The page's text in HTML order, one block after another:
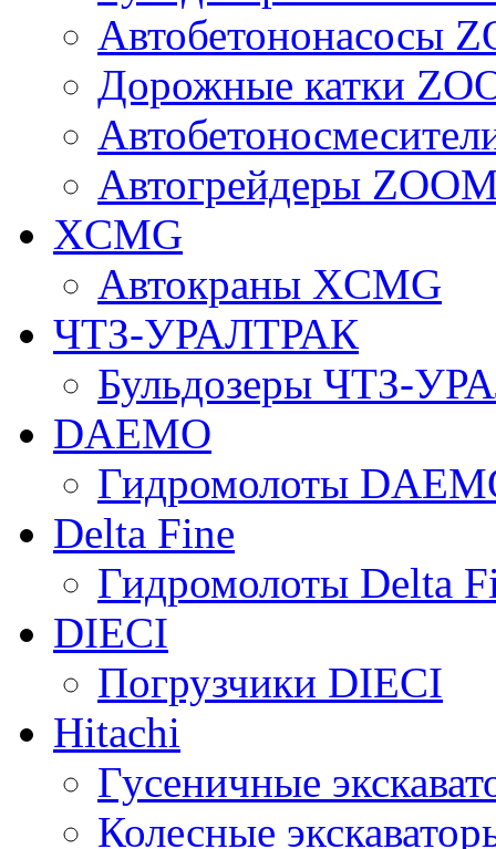
Автобетононасосы
Дорожные катки
Автогрейдеры
XCMG
Автокраны XCMG
ЧТЗ-УРАЛТРАК
Бульдозеры ЧТЗ-
DAEMO
Гидромолоты
Delta Fine
Гидромолоты Delta
DIECI
Погрузчики DIECI
Hitachi
Гусеничные
Колесные